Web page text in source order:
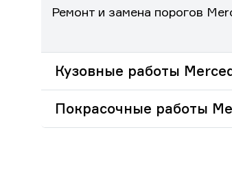
Ремонт и замена порогов
Кузовные работы
Покрасочные работы